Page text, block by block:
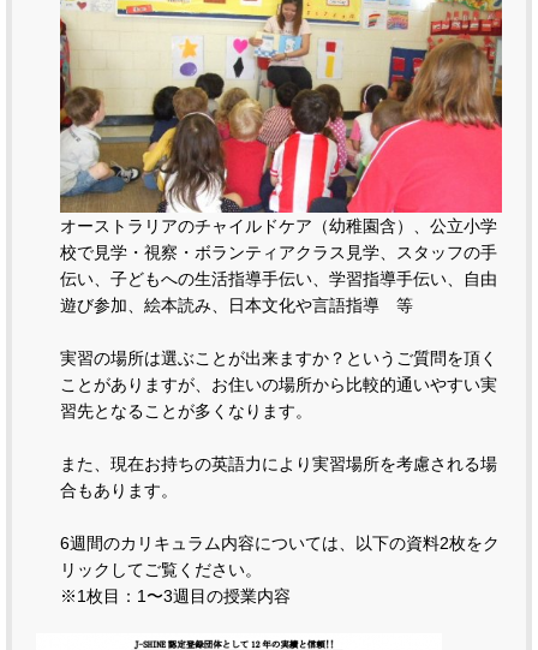
オーストラリアのチャイルドケア（幼稚園含）、公立小学
校で見学・視察・ボランティアクラス見学、スタッフの手
伝い、子どもへの生活指導手伝い、学習指導手伝い、自由
遊び参加、絵本読み、日本文化や言語指導 等
実習の場所は選ぶことが出来ますか？というご質問を頂く
ことがありますが、お住いの場所から比較的通いやすい実
習先となることが多くなります。
また、現在お持ちの英語力により実習場所を考慮される場
合もあります。
6週間のカリキュラム内容については、以下の資料2枚をク
リックしてご覧ください。
※1枚目：1〜3週目の授業内容